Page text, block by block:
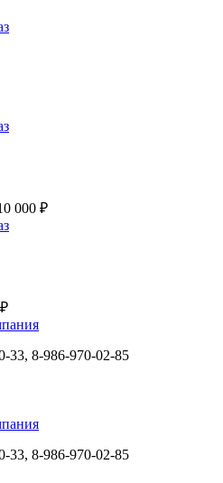
000 ₽
33, 8-986-970-02-85
33, 8-986-970-02-85